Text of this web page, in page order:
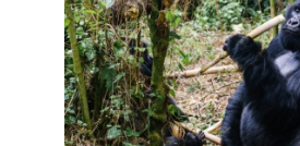
Montaña En Uganda Y Ruanda